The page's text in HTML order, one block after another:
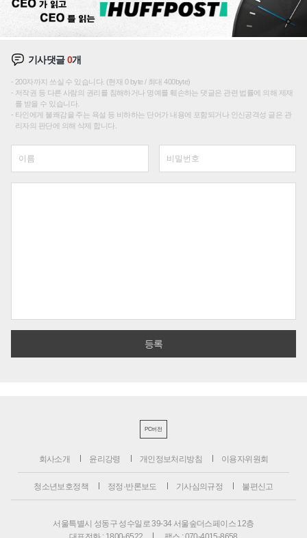
기사댓글0개
200자까지 쓰실 수 있습니다. (현재 0 byte / 최대 400byte)
저작권 등 다른 사람의 권리를 침해하거나 명예를 훼손하는 댓글은 관련 법률에 의해 제재
를 받을 수 있습니다.
타인에게 불쾌감을 주는 욕설 등 비하하는 단어가 내용에 포함되거나 인신공격성 글은 관
리자의 판단에 의해 삭제 합니다.
PC버전
회사소개 윤리강령 개인정보처리방침 이용자위원회
청소년보호정책 정정·반론보도 기사심의규정 불편신고
서울특별시 성동구 성수일로 39-34 서울숲더스페이스 12층